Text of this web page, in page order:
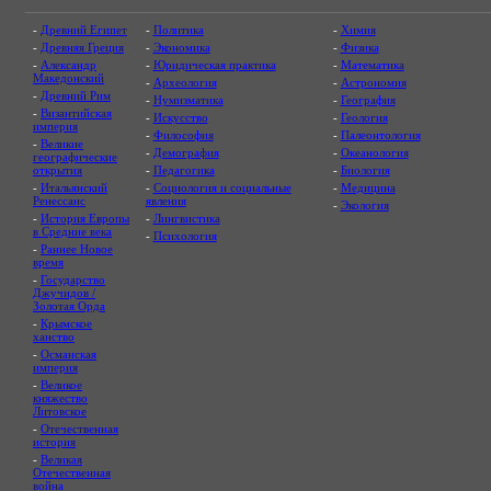
- Древний Египет
- Древняя Греция
- Александр
Македонский
- Древний Рим
- Византийская
империя
- Великие
географические
открытия
- Итальянский
Ренессанс
- История Европы
в Средние века
- Раннее Новое
время
- Государство
Джучидов /
Золотая Орда
- Крымское
ханство
- Османская
империя
- Великое
княжество
Литовское
- Отечественная
история
- Великая
Отечественная
война
- Политика
- Экономика
- Юридическая практика
- Археология
- Нумизматика
- Искусство
- Философия
- Демография
- Педагогика
- Социология и социальные
явления
- Лингвистика
- Психология
- Химия
- Физика
- Математика
- Астрономия
- География
- Геология
- Палеонтология
- Океанология
- Биология
- Медицина
- Экология